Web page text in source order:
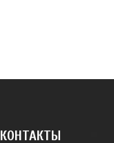
КОНТАКТЫ